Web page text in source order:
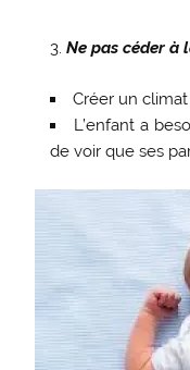
Ne pas céder à
Créer un
L’enfant a
de voir que ses